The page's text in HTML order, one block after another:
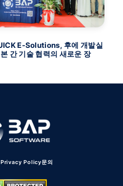
E-Solutions, 후에 개발실
간 기술 협력의 새로운 장
Privacy Policy문의